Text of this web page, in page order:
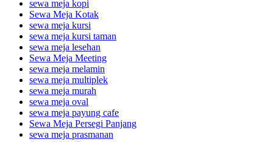
sewa meja kopi
Sewa Meja Kotak
sewa meja kursi
sewa meja kursi taman
sewa meja lesehan
Sewa Meja Meeting
sewa meja melamin
sewa meja multiplek
sewa meja murah
sewa meja oval
sewa meja payung cafe
Sewa Meja Persegi Panjang
sewa meja prasmanan